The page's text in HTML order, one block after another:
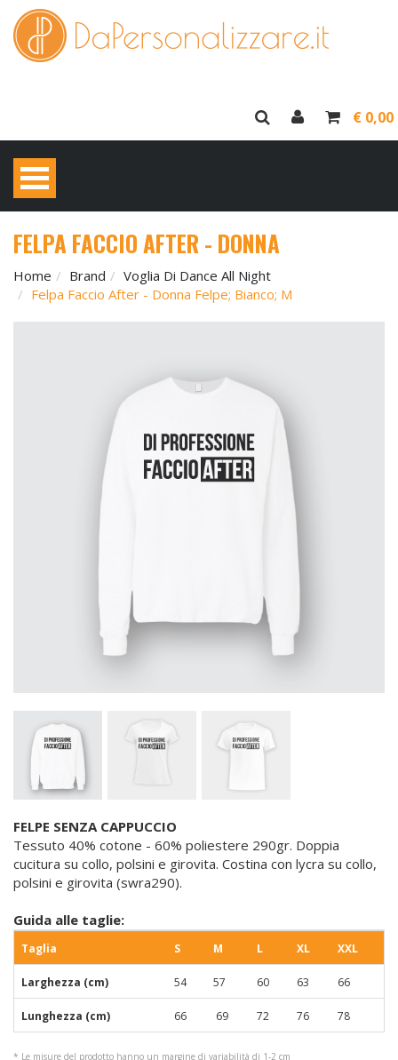
€ 0,00
FELPA FACCIO AFTER - DONNA
Home Brand
Voglia Di Dance All Night
Felpa Faccio After - Donna Felpe; Bianco; M
FELPE SENZA CAPPUCCIO
Tessuto 40% cotone - 60% poliestere 290gr. Doppia
cucitura su collo, polsini e girovita. Costina con lycra su collo,
polsini e girovita (swra290).
Guida alle taglie:
Taglia S M L XL XXL
Larghezza (cm) 54 57 60 63 66
Lunghezza (cm) 66 69 72 76 78
* Le misure del prodotto hanno un margine di variabilità di 1-2 cm